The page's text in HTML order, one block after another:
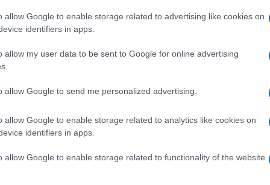
allow Google to enable storage related to advertising like cookies on
identifiers in apps.
allow my user data to be sent to Google for online advertising
allow Google to send me personalized advertising.
allow Google to enable storage related to analytics like cookies on
identifiers in apps.
allow Google to enable storage related to functionality of the website